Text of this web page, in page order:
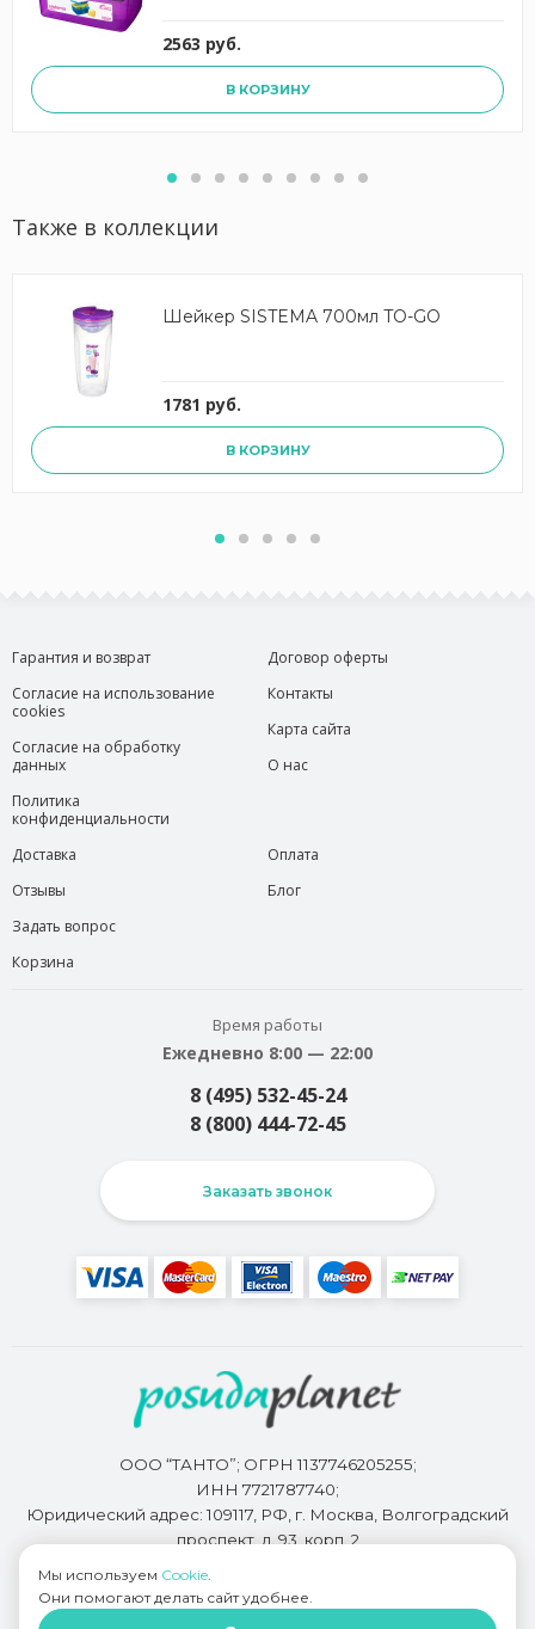
2563 руб.
В КОРЗИНУ
Также в коллекции
Шейкер SISTEMA 700мл TO-GO
1781 руб.
В КОРЗИНУ
Гарантия и возврат
Согласие на использование
cookies
Согласие на обработку
данных
Политика
конфиденциальности
Договор оферты
Контакты
Карта сайта
О нас
Доставка
Отзывы
Задать вопрос
Корзина
Оплата
Блог
Время работы
Ежедневно 8:00 — 22:00
8 (495) 532-45-24
8 (800) 444-72-45
Заказать звонок
ООО “ТАНТО”; ОГРН 1137746205255;
ИНН 7721787740;
Юридический адрес: 109117, РФ, г. Москва, Волгоградский
проспект, д. 93, корп. 2
Разработкой сайта занимается
Мы используем Cookie.
Они помогают делать сайт удобнее.